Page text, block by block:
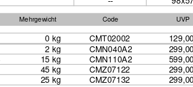
Mehrgewicht Code UVP
0 kg CMT02002
2 kg CMN040A2
15 kg CMN110A2
45 kg CMZ07122
25 kg CMZ07132